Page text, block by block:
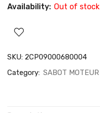
Availability: Out of stock
SKU: 2CP09000680004
Category: SABOT MOTEUR